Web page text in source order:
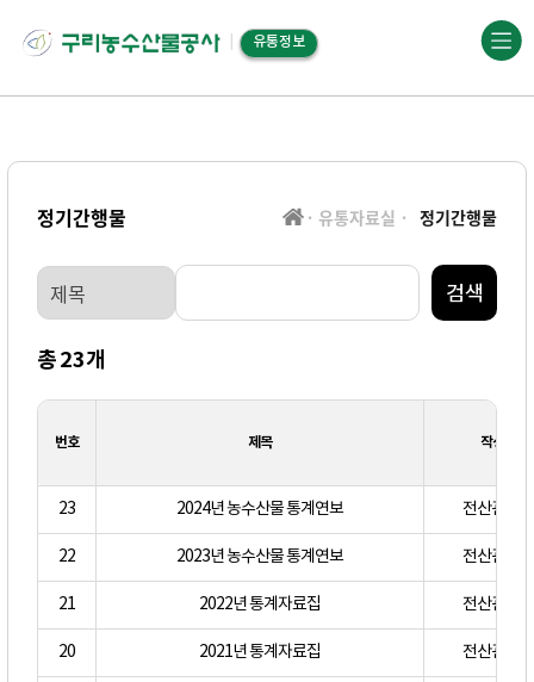
유통정보
정기간행물 · 유통자료실 · 정기간행물
총23개
검색
번호 제목 작성자
23 2024년 농수산물 통계연보 전산관리자
22 2023년 농수산물 통계연보 전산관리자
21 2022년 통계자료집 전산관리자
20 2021년 통계자료집 전산관리자